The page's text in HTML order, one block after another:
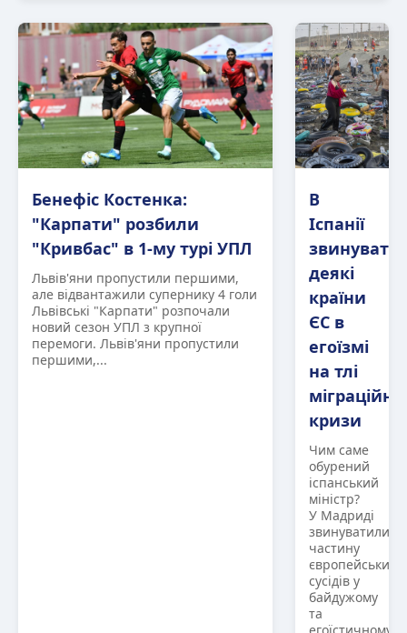
Бенефіс Костенка:
"Карпати" розбили
"Кривбас" в 1-му турі УПЛ
Львів'яни пропустили першими,
але відвантажили супернику 4 голи
Львівські "Карпати" розпочали
новий сезон УПЛ з крупної
перемоги. Львів'яни пропустили
першими,...
В
Іспанії
деякі
країни
ЄС в
егоїзмі
на тлі
міграційної
кризи
Чим саме
обурений
іспанський
міністр?
У Мадриді
звинуватили
частину
європейських
сусідів у
байдужому
та